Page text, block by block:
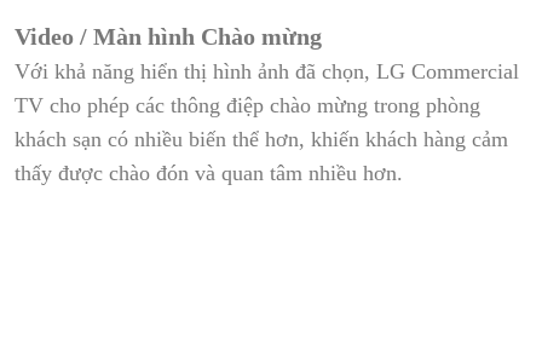
Video / Màn hình Chào mừng
Với khả năng hiển thị hình ảnh đã chọn, LG Commercial
TV cho phép các thông điệp chào mừng trong phòng
khách sạn có nhiều biến thể hơn, khiến khách hàng cảm
thấy được chào đón và quan tâm nhiều hơn.